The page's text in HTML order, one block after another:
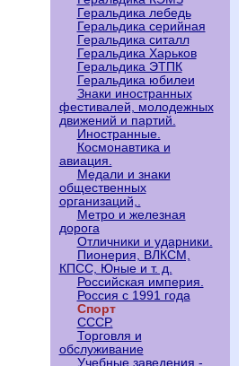
Геральдика лебедь
Геральдика серийная
Геральдика ситалл
Геральдика Харьков
Геральдика ЭТПК
Геральдика юбилеи
Знаки иностранных
фестивалей, молодежных
движений и партий.
Иностранные.
Космонавтика и
авиация.
Медали и знаки
общественных
организаций,.
Метро и железная
дорога
Отличники и ударники.
Пионерия, ВЛКСМ,
КПСС, Юные и т. д.
Российская империя.
Россия с 1991 года
Спорт
СССР.
Торговля и
обслуживание
Учебные заведения -